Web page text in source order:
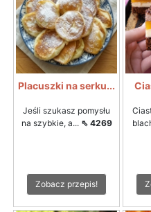
Placuszki na serku...
Jeśli szukasz pomysłu
na szybkie, a... ⇖ 4269
Zobacz przepis!